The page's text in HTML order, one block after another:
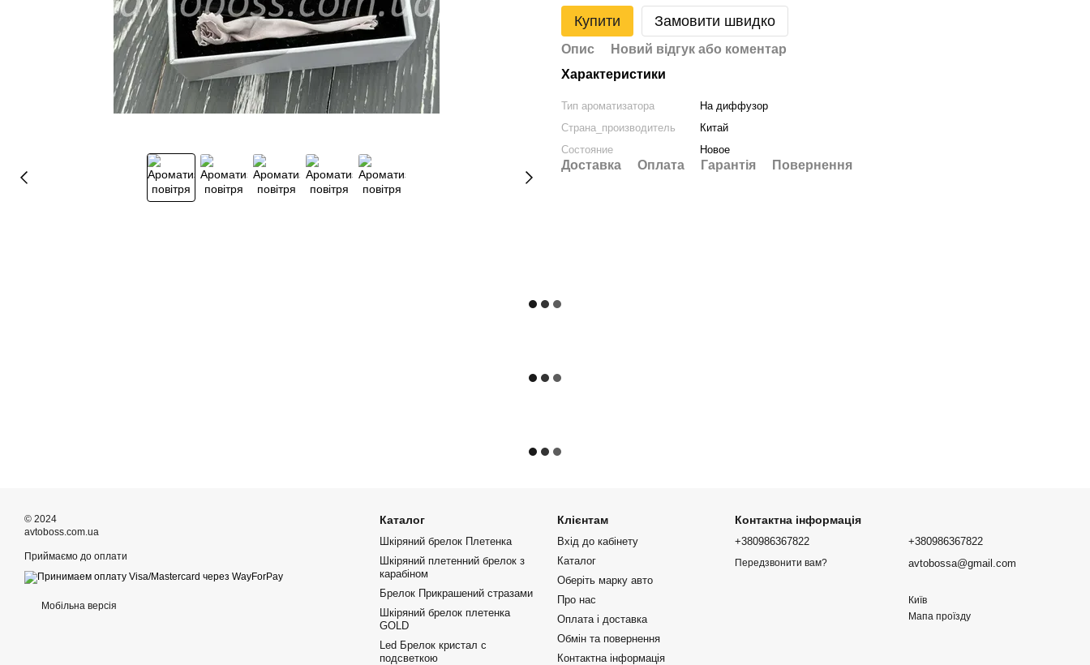
Купити Замовити швидко
Опис
Новий відгук або коментар
Характеристики
Тип ароматизатора
На диффузор
Страна_производитель
Китай
Состояние
Новое
Доставка Оплата Гарантія Повернення
© 2024
avtoboss.com.ua
Приймаємо до оплати
Мобільна версія
Каталог
Шкіряний брелок Плетенка
Шкіряний плетенний брелок з
карабіном
Брелок Прикрашений стразами
Шкіряний брелок плетенка
GOLD
Led Брелок кристал с
подсветкою
Клієнтам
Вхід до кабінету
Каталог
Оберіть марку авто
Про нас
Оплата і доставка
Обмін та повернення
Контактна інформація
Контактна інформація
+380986367822
Передзвонити вам?
+380986367822
avtobossa@gmail.com
Київ
Мапа проїзду